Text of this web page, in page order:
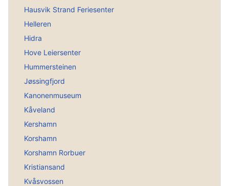
Hausvik Strand Feriesenter
Helleren
Hidra
Hove Leiersenter
Hummersteinen
Jøssingfjord
Kanonenmuseum
Kåveland
Kershamn
Korshamn
Korshamn Rorbuer
Kristiansand
Kvåsvossen